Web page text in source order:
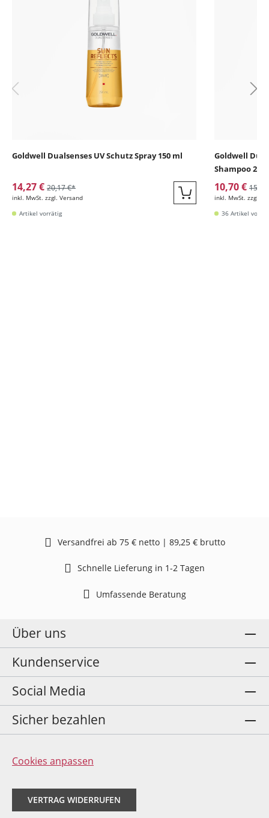
Goldwell Dualsenses UV Schutz Spray 150 ml
14,27 € 20,17 €*
inkl. MwSt. zzgl. Versand Quickbuy
Artikel vorrätig
Goldwell
Shampoo
10,70 €
inkl. MwSt. zzgl.
36 Artikel
Versandfrei ab 75 € netto | 89,25 € brutto
Schnelle Lieferung in 1-2 Tagen
Umfassende Beratung
Über uns
Kundenservice
Social Media
Sicher bezahlen
Cookies anpassen
VERTRAG WIDERRUFEN